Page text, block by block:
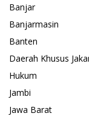
Banjar
Banjarmasin
Banten
Daerah Khusus
Hukum
Jambi
Jawa Barat